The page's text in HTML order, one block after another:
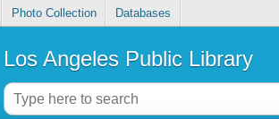
Photo Collection Databases
Los Angeles Public Library